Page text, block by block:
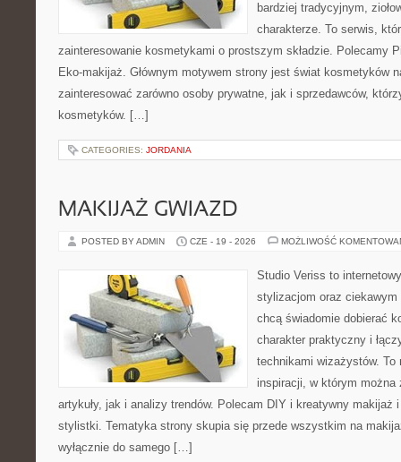
bardziej tradycyjnym,
charakterze. To serwis,
zainteresowanie kosmetykami o prostszym składzie. Polecamy
Eko-makijaż. Głównym motywem strony jest świat kosmetyków
zainteresować zarówno osoby prywatne, jak i sprzedawców,
kosmetyków. […]
CATEGORIES: JORDANIA
MAKIJAŻ GWIAZD
POSTED BY ADMIN CZE - 19 - 2026 MOŻLIWOŚĆ
Studio Veriss to
stylizacjom oraz ciekawym
chcą świadomie dobierać
charakter praktyczny i
technikami wizażystów. To
inspiracji, w którym
artykuły, jak i analizy trendów. Polecam DIY i kreatywny makijaż
stylistki. Tematyka strony skupia się przede wszystkim na
wyłącznie do samego […]